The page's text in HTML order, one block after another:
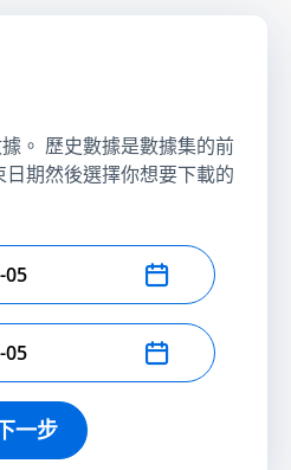
。 歷史數據是數據集的前
期然後選擇你想要下載的
一步